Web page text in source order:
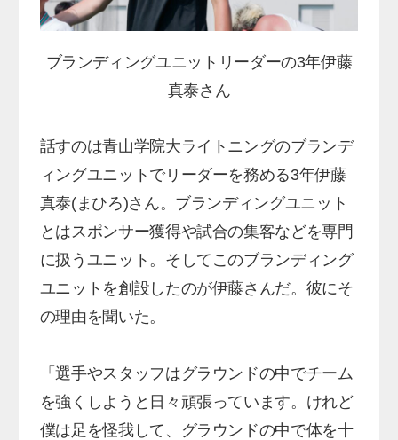
ブランディングユニットリーダーの3年伊藤
真泰さん
話すのは青山学院大ライトニングのブランデ
ィングユニットでリーダーを務める3年伊藤
真泰(まひろ)さん。ブランディングユニット
とはスポンサー獲得や試合の集客などを専門
に扱うユニット。そしてこのブランディング
ユニットを創設したのが伊藤さんだ。彼にそ
の理由を聞いた。
「選手やスタッフはグラウンドの中でチーム
を強くしようと日々頑張っています。けれど
僕は足を怪我して、グラウンドの中で体を十